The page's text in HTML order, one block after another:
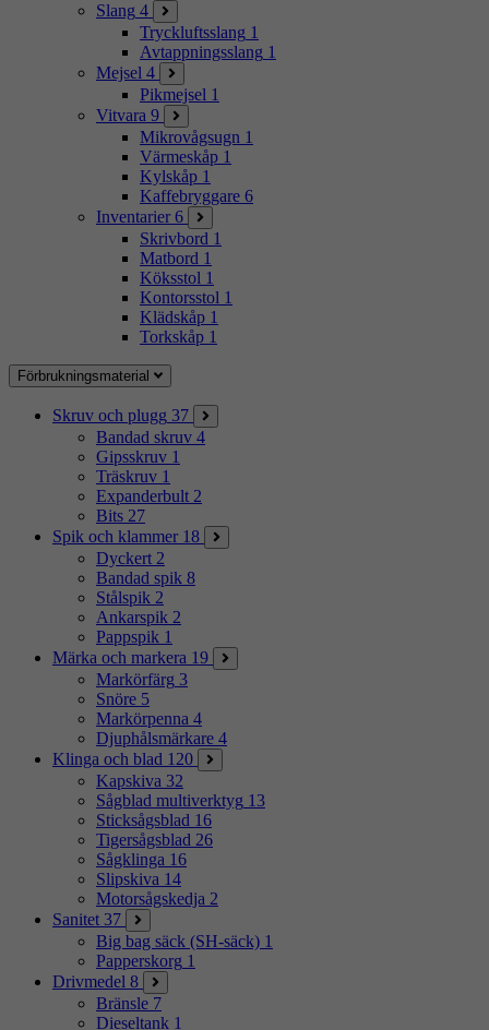
Slang 4
Tryckluftsslang 1
Avtappningsslang 1
Mejsel 4
Pikmejsel 1
Vitvara 9
Mikrovågsugn 1
Värmeskåp 1
Kylskåp 1
Kaffebryggare 6
Inventarier 6
Skrivbord 1
Matbord 1
Köksstol 1
Kontorsstol 1
Klädskåp 1
Torkskåp 1
Förbrukningsmaterial
Skruv och plugg 37
Bandad skruv 4
Gipsskruv 1
Träskruv 1
Expanderbult 2
Bits 27
Spik och klammer 18
Dyckert 2
Bandad spik 8
Stålspik 2
Ankarspik 2
Pappspik 1
Märka och markera 19
Markörfärg 3
Snöre 5
Markörpenna 4
Djuphålsmärkare 4
Klinga och blad 120
Kapskiva 32
Sågblad multiverktyg 13
Sticksågsblad 16
Tigersågsblad 26
Sågklinga 16
Slipskiva 14
Motorsågskedja 2
Sanitet 37
Big bag säck (SH-säck) 1
Papperskorg 1
Drivmedel 8
Bränsle 7
Dieseltank 1